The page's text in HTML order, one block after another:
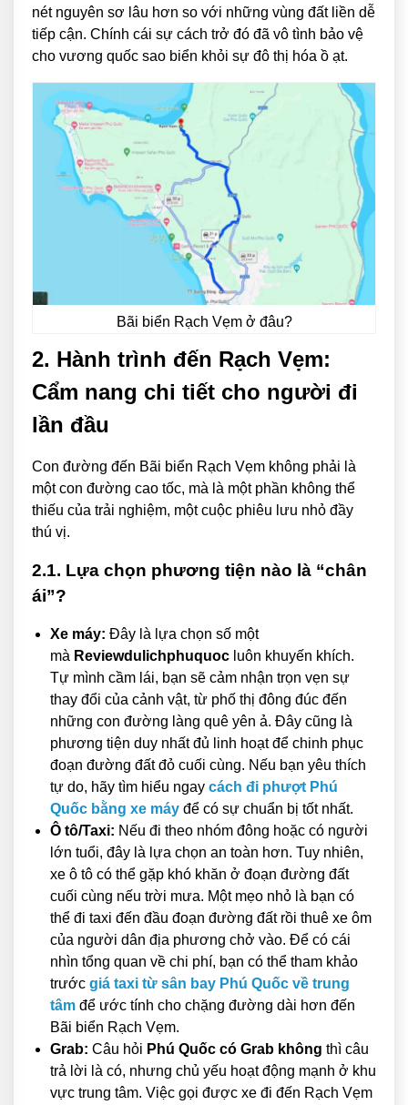
nét nguyên sơ lâu hơn so với những vùng đất liền dễ
tiếp cận. Chính cái sự cách trở đó đã vô tình bảo vệ
cho vương quốc sao biển khỏi sự đô thị hóa ồ ạt.
Bãi biển Rạch Vẹm ở đâu?
2. Hành trình đến Rạch Vẹm:
Cẩm nang chi tiết cho người đi
lần đầu
Con đường đến Bãi biển Rạch Vẹm không phải là
một con đường cao tốc, mà là một phần không thể
thiếu của trải nghiệm, một cuộc phiêu lưu nhỏ đầy
thú vị.
2.1. Lựa chọn phương tiện nào là “chân
ái”?
Xe máy: Đây là lựa chọn số một
mà Reviewdulichphuquoc luôn khuyến khích.
Tự mình cầm lái, bạn sẽ cảm nhận trọn vẹn sự
thay đổi của cảnh vật, từ phố thị đông đúc đến
những con đường làng quê yên ả. Đây cũng là
phương tiện duy nhất đủ linh hoạt để chinh phục
đoạn đường đất đỏ cuối cùng. Nếu bạn yêu thích
tự do, hãy tìm hiểu ngay cách đi phượt Phú
Quốc bằng xe máy để có sự chuẩn bị tốt nhất.
Ô tô/Taxi: Nếu đi theo nhóm đông hoặc có người
lớn tuổi, đây là lựa chọn an toàn hơn. Tuy nhiên,
xe ô tô có thể gặp khó khăn ở đoạn đường đất
cuối cùng nếu trời mưa. Một mẹo nhỏ là bạn có
thể đi taxi đến đầu đoạn đường đất rồi thuê xe ôm
của người dân địa phương chở vào. Để có cái
nhìn tổng quan về chi phí, bạn có thể tham khảo
trước giá taxi từ sân bay Phú Quốc về trung
tâm để ước tính cho chặng đường dài hơn đến
Bãi biển Rạch Vẹm.
Grab: Câu hỏi Phú Quốc có Grab không thì câu
trả lời là có, nhưng chủ yếu hoạt động mạnh ở khu
vực trung tâm. Việc gọi được xe đi đến Rạch Vẹm